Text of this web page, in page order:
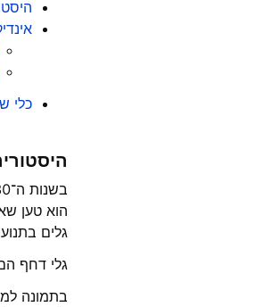
כלי
הוא טען
גלים
גלי דחף